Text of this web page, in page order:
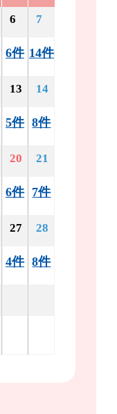
6
6件
7
14件
13
5件
14
8件
20
6件
21
7件
27
4件
28
8件